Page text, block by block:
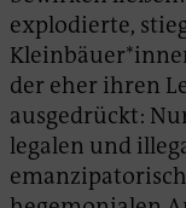
explodierte,
der eher ihren
ausgedrückt:
legalen und